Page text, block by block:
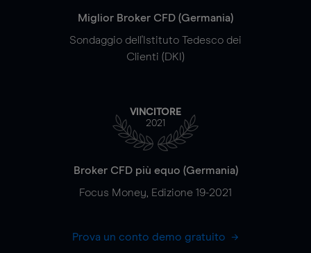
Miglior Broker CFD (Germania)
Sondaggio dell'Istituto Tedesco dei
Clienti (DKI)
VINCITORE
2021
Broker CFD più equo (Germania)
Focus Money, Edizione 19-2021
Prova un conto demo gratuito